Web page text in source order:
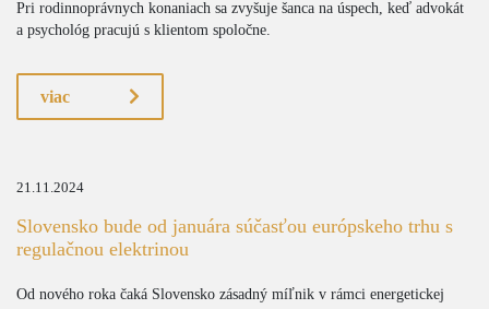
Pri rodinnoprávnych konaniach sa zvyšuje šanca na úspech, keď advokát
a psychológ pracujú s klientom spoločne.
viac
21.11.2024
Slovensko bude od januára súčasťou európskeho trhu s
regulačnou elektrinou
Od nového roka čaká Slovensko zásadný míľnik v rámci energetickej